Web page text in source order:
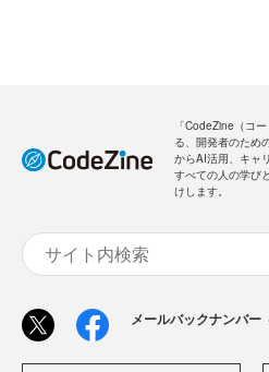
「CodeZine（コ
る、開発者のため
からAI活用、キャ
すべての人の学び
けします。
メールバックナンバー